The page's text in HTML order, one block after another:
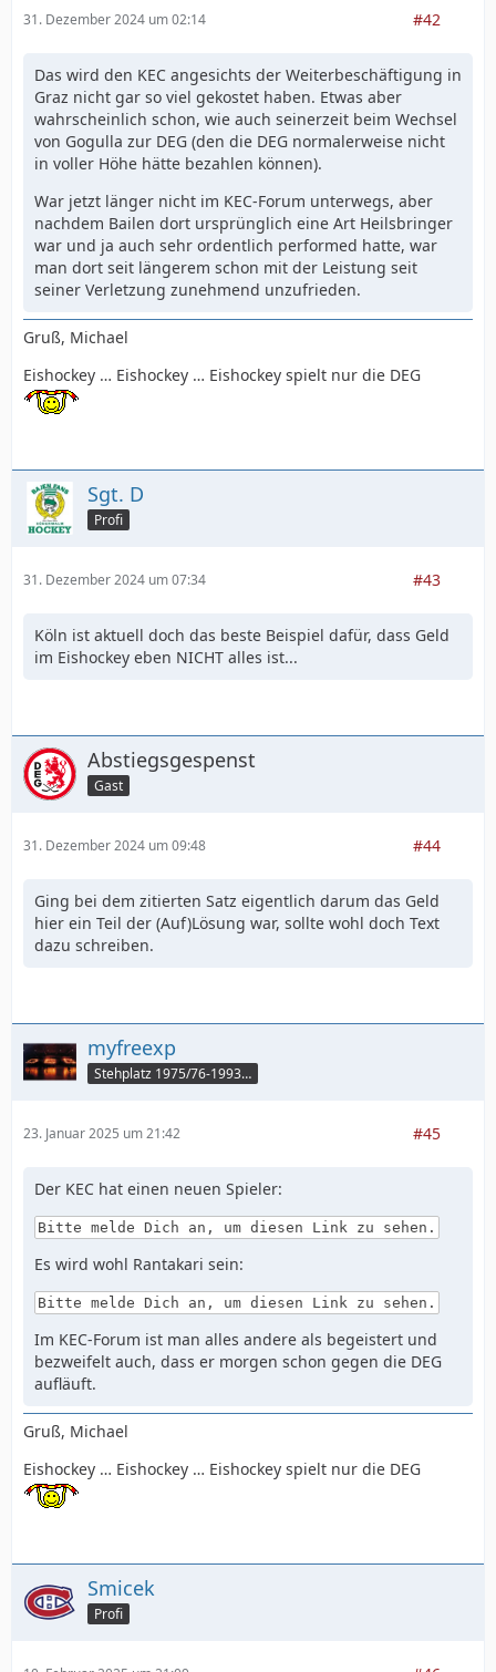
31. Dezember 2024 um 02:14 #42
Das wird den KEC angesichts der Weiterbeschäftigung in
Graz nicht gar so viel gekostet haben. Etwas aber
wahrscheinlich schon, wie auch seinerzeit beim Wechsel
von Gogulla zur DEG (den die DEG normalerweise nicht
in voller Höhe hätte bezahlen können).
War jetzt länger nicht im KEC-Forum unterwegs, aber
nachdem Bailen dort ursprünglich eine Art Heilsbringer
war und ja auch sehr ordentlich performed hatte, war
man dort seit längerem schon mit der Leistung seit
seiner Verletzung zunehmend unzufrieden.
Gruß, Michael
Eishockey … Eishockey … Eishockey spielt nur die DEG
Sgt. D
Profi
31. Dezember 2024 um 07:34 #43
Köln ist aktuell doch das beste Beispiel dafür, dass Geld
im Eishockey eben NICHT alles ist...
Abstiegsgespenst
Gast
31. Dezember 2024 um 09:48 #44
Ging bei dem zitierten Satz eigentlich darum das Geld
hier ein Teil der (Auf)Lösung war, sollte wohl doch Text
dazu schreiben.
myfreexp
Stehplatz 1975/76-1993/94
23. Januar 2025 um 21:42 #45
Der KEC hat einen neuen Spieler:
Bitte melde Dich an, um diesen Link zu sehen.
Es wird wohl Rantakari sein:
Bitte melde Dich an, um diesen Link zu sehen.
Im KEC-Forum ist man alles andere als begeistert und
bezweifelt auch, dass er morgen schon gegen die DEG
aufläuft.
Gruß, Michael
Eishockey … Eishockey … Eishockey spielt nur die DEG
Smicek
Profi